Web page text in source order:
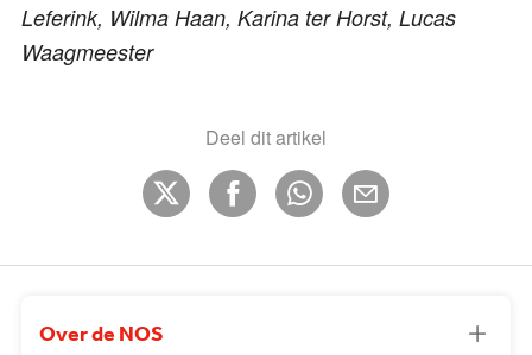
Leferink, Wilma Haan, Karina ter Horst, Lucas
Waagmeester
Deel dit artikel
Over de NOS